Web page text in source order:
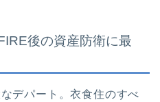
後の資産防衛に最
デパート。衣食住のすべ